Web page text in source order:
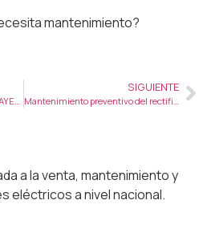
mantenimiento?
SIGUIENTE
a la venta, mantenimiento y
eléctricos a nivel nacional.